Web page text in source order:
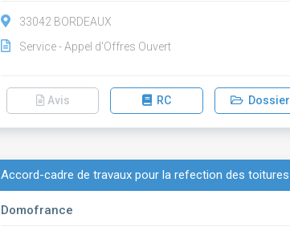
33042 BORDEAUX
Service - Appel d'Offres Ouvert
Avis RC Dossier
Accord-cadre de travaux pour la refection des
Domofrance